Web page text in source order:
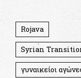
Rojava
Syrian
γυναικείοι